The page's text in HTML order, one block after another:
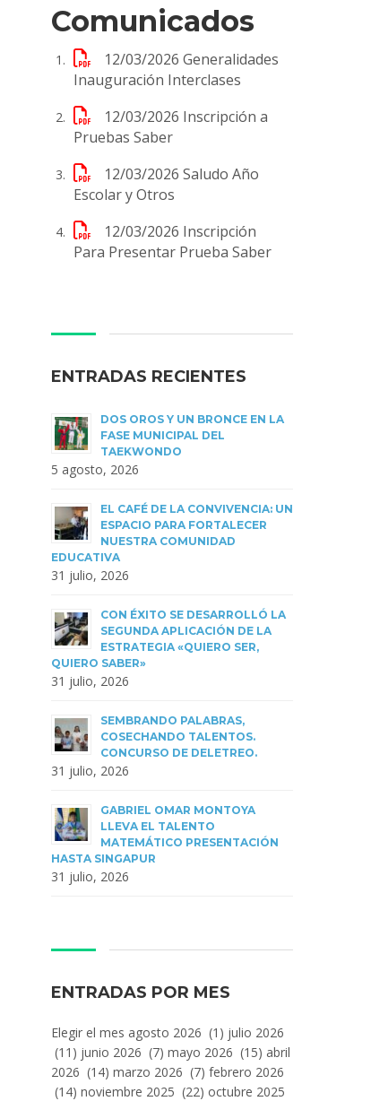
Comunicados
12/03/2026 Generalidades
Inauguración Interclases
12/03/2026 Inscripción a
Pruebas Saber
12/03/2026 Saludo Año
Escolar y Otros
12/03/2026 Inscripción
Para Presentar Prueba Saber
ENTRADAS RECIENTES
DOS OROS Y UN BRONCE EN LA
FASE MUNICIPAL DEL
TAEKWONDO
5 agosto, 2026
EL CAFÉ DE LA CONVIVENCIA: UN
ESPACIO PARA FORTALECER
NUESTRA COMUNIDAD
EDUCATIVA
31 julio, 2026
CON ÉXITO SE DESARROLLÓ LA
SEGUNDA APLICACIÓN DE LA
ESTRATEGIA «QUIERO SER,
QUIERO SABER»
31 julio, 2026
SEMBRANDO PALABRAS,
COSECHANDO TALENTOS.
CONCURSO DE DELETREO.
31 julio, 2026
GABRIEL OMAR MONTOYA
LLEVA EL TALENTO
MATEMÁTICO PRESENTACIÓN
HASTA SINGAPUR
31 julio, 2026
ENTRADAS POR MES
Entradas
Por
Mes
Elegir el mes agosto 2026 (1) julio 2026
(11) junio 2026 (7) mayo 2026 (15) abril
2026 (14) marzo 2026 (7) febrero 2026
(14) noviembre 2025 (22) octubre 2025